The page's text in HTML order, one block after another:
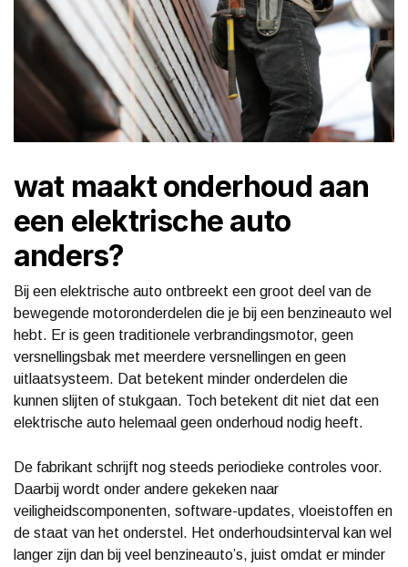
wat maakt onderhoud aan
een elektrische auto
anders?
Bij een elektrische auto ontbreekt een groot deel van de
bewegende motoronderdelen die je bij een benzineauto wel
hebt. Er is geen traditionele verbrandingsmotor, geen
versnellingsbak met meerdere versnellingen en geen
uitlaatsysteem. Dat betekent minder onderdelen die
kunnen slijten of stukgaan. Toch betekent dit niet dat een
elektrische auto helemaal geen onderhoud nodig heeft.
De fabrikant schrijft nog steeds periodieke controles voor.
Daarbij wordt onder andere gekeken naar
veiligheidscomponenten, software-updates, vloeistoffen en
de staat van het onderstel. Het onderhoudsinterval kan wel
langer zijn dan bij veel benzineauto’s, juist omdat er minder